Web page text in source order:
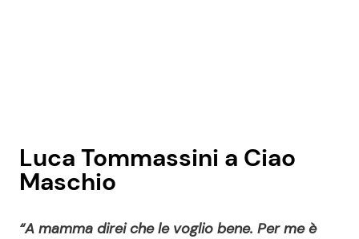
Luca Tommassini a Ciao
Maschio
“A mamma direi che le voglio bene. Per me è